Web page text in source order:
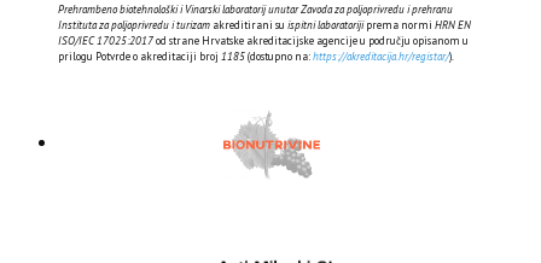
Prehrambeno biotehnološki i Vinarski laboratorij unutar Zavoda za poljoprivredu i prehranu
Instituta za poljoprivredu i turizam akreditirani su ispitni laboratorijiprema normi HRN EN
ISO/IEC 17025:2017od strane Hrvatske akreditacijske agencije u području opisanom u
prilogu Potvrde o akreditaciji broj 1185(dostupno na:https://akreditacija.hr/registar/).